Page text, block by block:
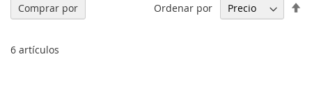
Comprar por
6 artículos
Ordenar por